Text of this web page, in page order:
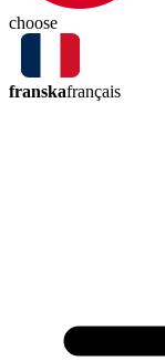
choose
franskafrançais